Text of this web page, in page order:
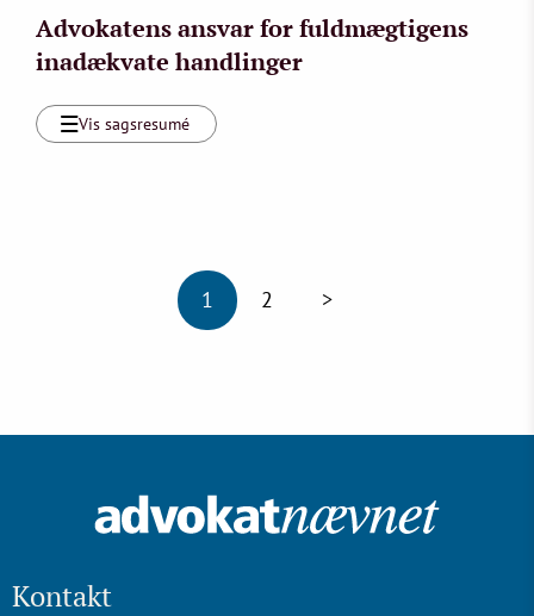
Advokatens ansvar for fuldmægtigens
inadækvate handlinger
Vis sagsresumé
1 2 >
Kontakt